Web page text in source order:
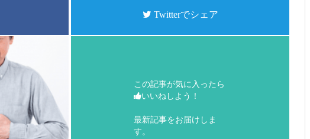
Twitterでシェア
この記事が気に入ったら
いいねしよう！
最新記事をお届けしま
す。